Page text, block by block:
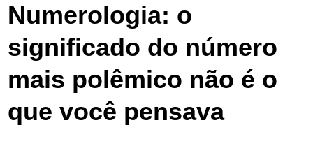
Numerologia: o
significado do número
mais polêmico não é o
que você pensava